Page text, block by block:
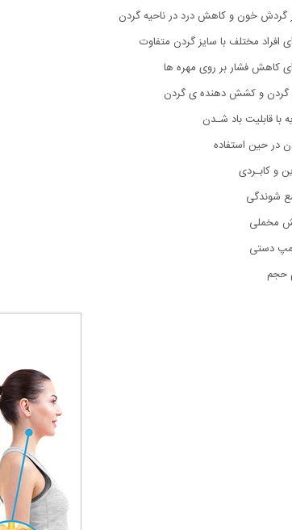
خون و کاهش درد در ناحیه گردن
افراد مختلف با سایز گردن متفاوت
کاهش فشار بر روی مهره ها
گردن و کشش دهنده ی گردن
در حین استفاده
و کابـردی
شوندگی
مخملی
دستی
حجم